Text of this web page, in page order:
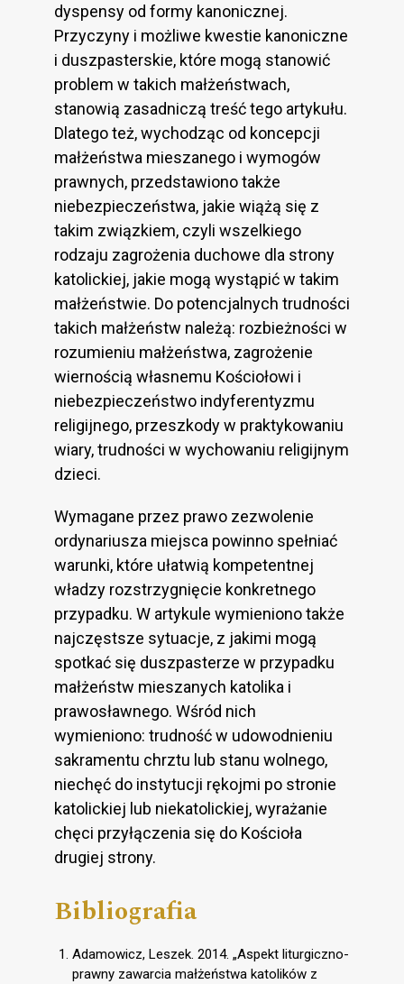
dyspensy od formy kanonicznej.
Przyczyny i możliwe kwestie kanoniczne
i duszpasterskie, które mogą stanowić
problem w takich małżeństwach,
stanowią zasadniczą treść tego artykułu.
Dlatego też, wychodząc od koncepcji
małżeństwa mieszanego i wymogów
prawnych, przedstawiono także
niebezpieczeństwa, jakie wiążą się z
takim związkiem, czyli wszelkiego
rodzaju zagrożenia duchowe dla strony
katolickiej, jakie mogą wystąpić w takim
małżeństwie. Do potencjalnych trudności
takich małżeństw należą: rozbieżności w
rozumieniu małżeństwa, zagrożenie
wiernością własnemu Kościołowi i
niebezpieczeństwo indyferentyzmu
religijnego, przeszkody w praktykowaniu
wiary, trudności w wychowaniu religijnym
dzieci.
Wymagane przez prawo zezwolenie
ordynariusza miejsca powinno spełniać
warunki, które ułatwią kompetentnej
władzy rozstrzygnięcie konkretnego
przypadku. W artykule wymieniono także
najczęstsze sytuacje, z jakimi mogą
spotkać się duszpasterze w przypadku
małżeństw mieszanych katolika i
prawosławnego. Wśród nich
wymieniono: trudność w udowodnieniu
sakramentu chrztu lub stanu wolnego,
niechęć do instytucji rękojmi po stronie
katolickiej lub niekatolickiej, wyrażanie
chęci przyłączenia się do Kościoła
drugiej strony.
Bibliografia
Adamowicz, Leszek. 2014. „Aspekt liturgiczno-
prawny zawarcia małżeństwa katolików z